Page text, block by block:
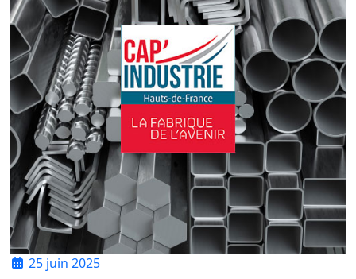
25 juin 2025